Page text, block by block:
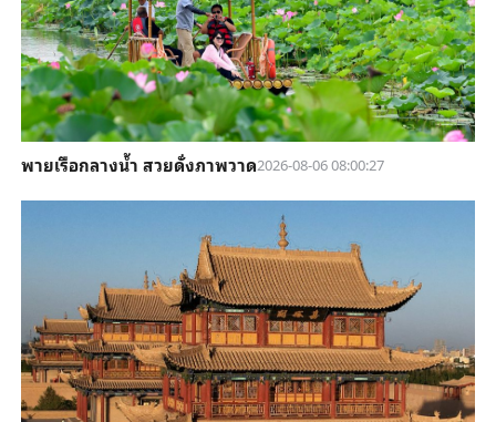
พายเรือกลางน้ำ สวยดั่งภาพวาด2026-08-06 08:00:27